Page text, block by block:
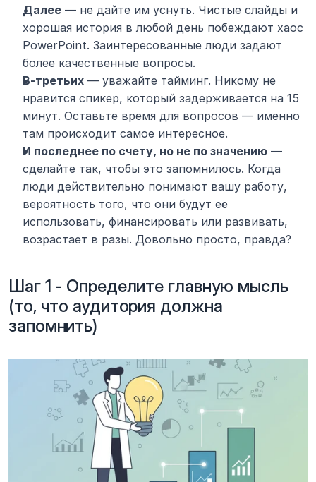
Далее — не дайте им уснуть. Чистые слайды и
хорошая история в любой день побеждают хаос
PowerPoint. Заинтересованные люди задают
более качественные вопросы.
В-третьих — уважайте тайминг. Никому не
нравится спикер, который задерживается на 15
минут. Оставьте время для вопросов — именно
там происходит самое интересное.
И последнее по счету, но не по значению —
сделайте так, чтобы это запомнилось. Когда
люди действительно понимают вашу работу,
вероятность того, что они будут её
использовать, финансировать или развивать,
возрастает в разы. Довольно просто, правда?
Шаг 1 - Определите главную мысль
(то, что аудитория должна
запомнить)